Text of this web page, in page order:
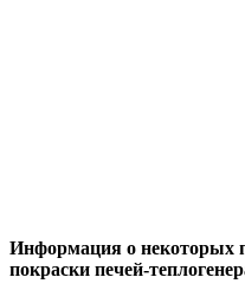
Информация о
покраски печей-